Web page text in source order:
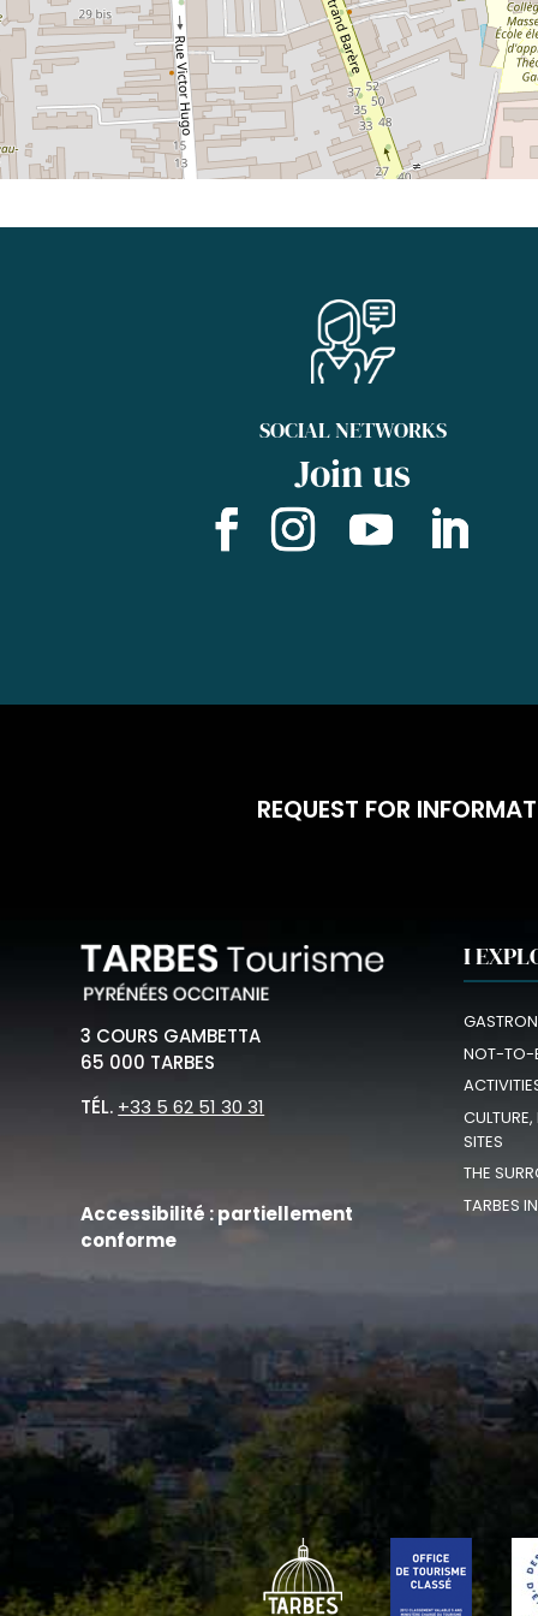
SOCIAL NETWORKS
Join us
REQUEST FOR
3 COURS GAMBETTA
65 000 TARBES
TÉL. +33 5 62 51 30 31
Accessibilité : partiellement
conforme
I
NOT-TO-
SITES
THE
TARBES